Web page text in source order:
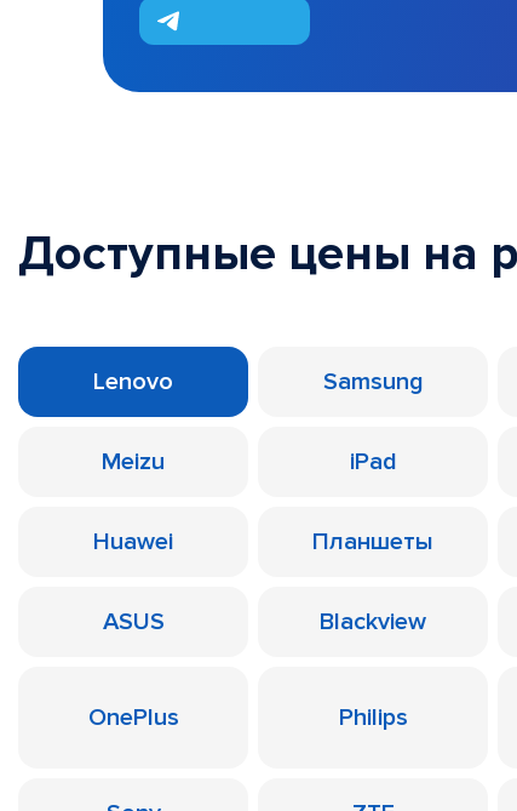
Доступные цены на
Lenovo Samsung
Meizu iPad
Huawei Планшеты
ASUS Blackview
OnePlus Philips